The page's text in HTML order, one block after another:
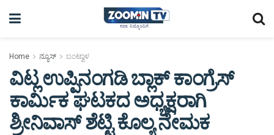
Home ನ್ಯೂಸ್ ಬಂಟ್ವಾಳ
ವಿಟ್ಲ ಉಪ್ಪಿನಂಗಡಿ ಬ್ಲಾಕ್ ಕಾಂಗ್ರೆಸ್
ಕಾರ್ಮಿಕ ಘಟಕದ ಅಧ್ಯಕ್ಷರಾಗಿ
ಶ್ರೀನಿವಾಸ್ ಶೆಟ್ಟಿ ಕೊಲ್ಯ ನೇಮಕ